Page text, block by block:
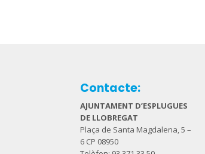
Contacte:
AJUNTAMENT D’ESPLUGUES
DE LLOBREGAT
Plaça de Santa Magdalena, 5 –
6 CP 08950